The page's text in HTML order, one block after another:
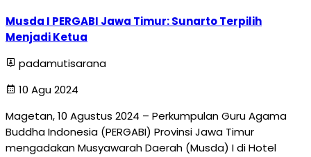
Musda I PERGABI Jawa Timur: Sunarto Terpilih
Menjadi Ketua
padamutisarana
10 Agu 2024
Magetan, 10 Agustus 2024 – Perkumpulan Guru Agama
Buddha Indonesia (PERGABI) Provinsi Jawa Timur
mengadakan Musyawarah Daerah (Musda) I di Hotel